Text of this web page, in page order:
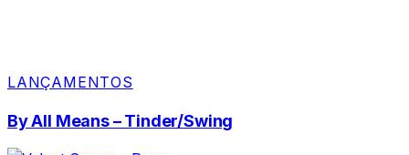
LANÇAMENTOS
By All Means – Tinder/Swing